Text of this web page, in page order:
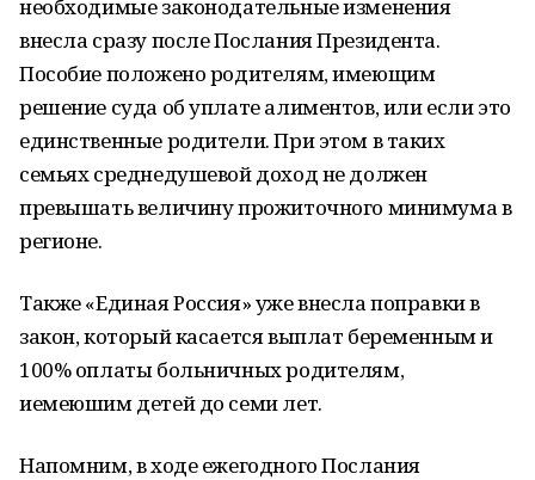
необходимые законодательные изменения
внесла сразу после Послания Президента.
Пособие положено родителям, имеющим
решение суда об уплате алиментов, или если это
единственные родители. При этом в таких
семьях среднедушевой доход не должен
превышать величину прожиточного минимума в
регионе.
Также «Единая Россия» уже внесла поправки в
закон, который касается выплат беременным и
100% оплаты больничных родителям,
иемеюшим детей до семи лет.
Напомним, в ходе ежегодного Послания